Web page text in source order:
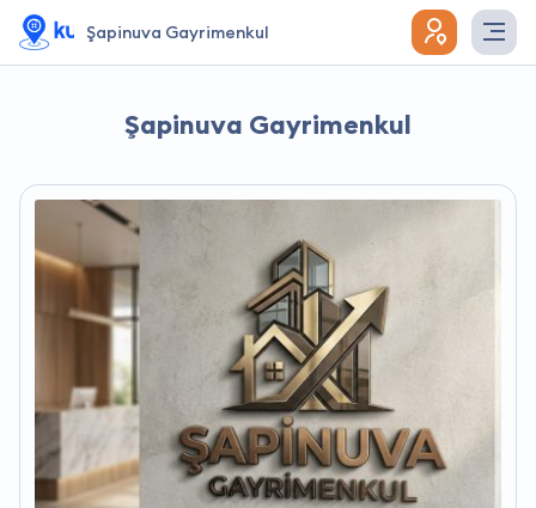
Şapinuva Gayrimenkul
Şapinuva Gayrimenkul